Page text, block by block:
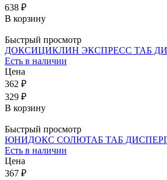
638 ₽
В корзину
Быстрый просмотр
ДОКСИЦИКЛИН ЭКСПРЕСС ТАБ
Есть в наличии
Цена
362 ₽
329 ₽
В корзину
Быстрый просмотр
ЮНИДОКС СОЛЮТАБ ТАБ ДИСПЕРГ
Есть в наличии
Цена
367 ₽